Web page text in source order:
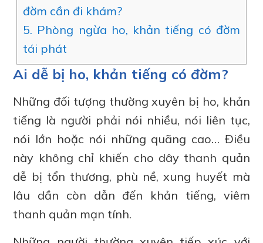
đờm cần đi khám?
5. Phòng ngừa ho, khản tiếng có đờm
tái phát
Ai dễ bị ho, khản tiếng có đờm?
Những đối tượng thường xuyên bị ho, khản
tiếng là người phải nói nhiều, nói liên tục,
nói lớn hoặc nói những quãng cao… Điều
này không chỉ khiến cho dây thanh quản
dễ bị tổn thương, phù nề, xung huyết mà
lâu dần còn dẫn đến khản tiếng, viêm
thanh quản mạn tính.